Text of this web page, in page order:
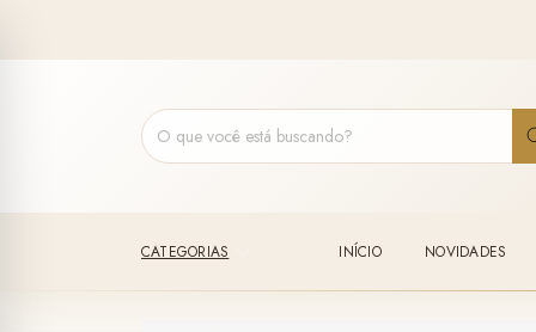
CATEGORIAS INÍCIO NOVIDADES